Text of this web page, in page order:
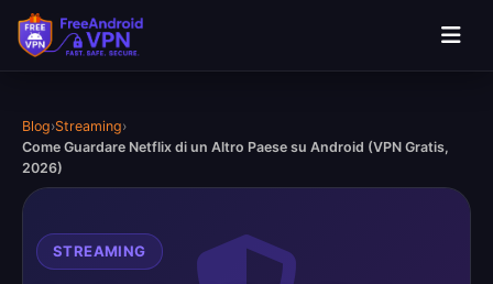
Blog›Streaming›
Come Guardare Netflix di un Altro Paese su Android (VPN Gratis,
2026)
STREAMING